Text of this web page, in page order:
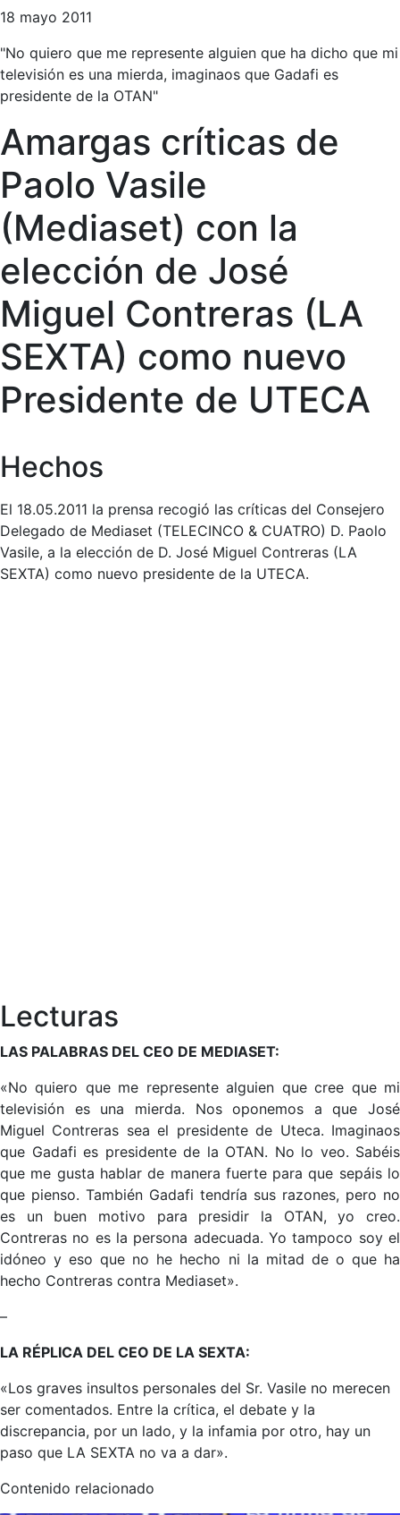
18 mayo 2011
"No quiero que me represente alguien que ha dicho que mi
televisión es una mierda, imaginaos que Gadafi es
presidente de la OTAN"
Amargas críticas de
Paolo Vasile
(Mediaset) con la
elección de José
Miguel Contreras (LA
SEXTA) como nuevo
Presidente de UTECA
Hechos
El 18.05.2011 la prensa recogió las críticas del Consejero
Delegado de Mediaset (TELECINCO & CUATRO) D. Paolo
Vasile, a la elección de D. José Miguel Contreras (LA
SEXTA) como nuevo presidente de la UTECA.
Lecturas
LAS PALABRAS DEL CEO DE MEDIASET:
«No quiero que me represente alguien que cree que mi
televisión es una mierda. Nos oponemos a que José
Miguel Contreras sea el presidente de Uteca. Imaginaos
que Gadafi es presidente de la OTAN. No lo veo. Sabéis
que me gusta hablar de manera fuerte para que sepáis lo
que pienso. También Gadafi tendría sus razones, pero no
es un buen motivo para presidir la OTAN, yo creo.
Contreras no es la persona adecuada. Yo tampoco soy el
idóneo y eso que no he hecho ni la mitad de o que ha
hecho Contreras contra Mediaset».
–
LA RÉPLICA DEL CEO DE LA SEXTA:
«Los graves insultos personales del Sr. Vasile no merecen
ser comentados. Entre la crítica, el debate y la
discrepancia, por un lado, y la infamia por otro, hay un
paso que LA SEXTA no va a dar».
Contenido relacionado